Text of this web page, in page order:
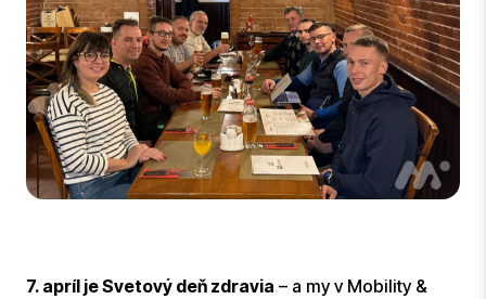
7. apríl je Svetový deň zdravia – a my v Mobility &